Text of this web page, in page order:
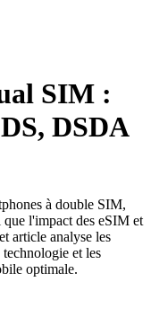
SIM :
DSDA
à double SIM,
l'impact des eSIM et
article analyse les
et les
optimale.